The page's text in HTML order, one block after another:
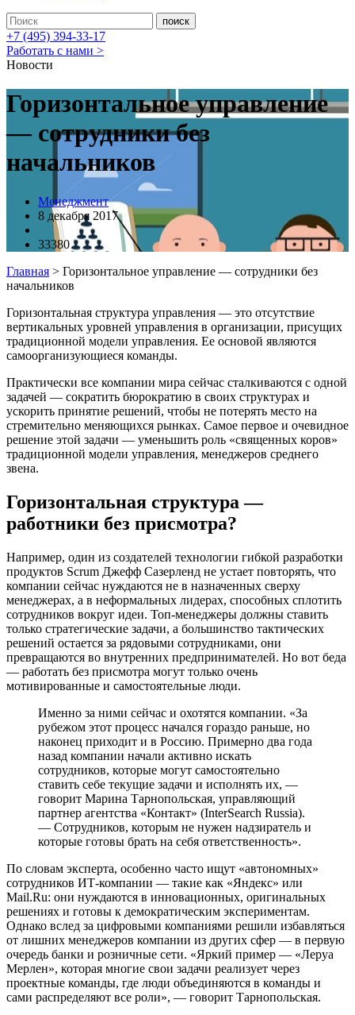
+7 (495) 394-33-17
Работать с нами >
Новости
Горизонтальное управление
— сотрудники без
начальников
Менеджмент
8 декабря 2017
33380
Главная > Горизонтальное управление — сотрудники без
начальников
Горизонтальная структура управления — это отсутствие
вертикальных уровней управления в организации, присущих
традиционной модели управления. Ее основой являются
самоорганизующиеся команды.
Практически все компании мира сейчас сталкиваются с одной
задачей — сократить бюрократию в своих структурах и
ускорить принятие решений, чтобы не потерять место на
стремительно меняющихся рынках. Самое первое и очевидное
решение этой задачи — уменьшить роль ​«священных коров»
традиционной модели управления, менеджеров среднего
звена.
Горизонтальная структура —
работники без присмотра?
Например, один из создателей технологии гибкой разработки
продуктов Scrum Джефф Сазерленд не устает повторять, что
компании сейчас нуждаются не в назначенных сверху
менеджерах, а в неформальных лидерах, способных сплотить
сотрудников вокруг идеи. Топ-менеджеры должны ставить
только стратегические задачи, а большинство тактических
решений остается за рядовыми сотрудниками, они
превращаются во внутренних предпринимателей. Но вот беда
— работать без присмотра могут только очень
мотивированные и самостоятельные люди.
Именно за ними сейчас и охотятся компании. «За
рубежом этот процесс начался гораздо раньше, но
наконец приходит и в Россию. Примерно два года
назад компании начали активно искать
сотрудников, которые могут самостоятельно
ставить себе текущие задачи и исполнять их, —
говорит Марина Тарнопольская, управляющий
партнер агентства «Контакт» (InterSearch Russia).
— Сотрудников, которым не нужен надзиратель и
которые готовы брать на себя ответственность».
По словам эксперта, особенно часто ищут «автономных»
сотрудников ИТ-компании — такие как «Яндекс» или
Mail.Ru: они нуждаются в инновационных, оригинальных
решениях и готовы к демократическим экспериментам.
Однако вслед за цифровыми компаниями решили избавляться
от лишних менеджеров компании из других сфер — в первую
очередь банки и розничные сети. «Яркий пример — «Леруа
Мерлен», которая многие свои задачи реализует через
проектные команды, где люди объединяются в команды и
сами распределяют все роли», — говорит Тарнопольская.